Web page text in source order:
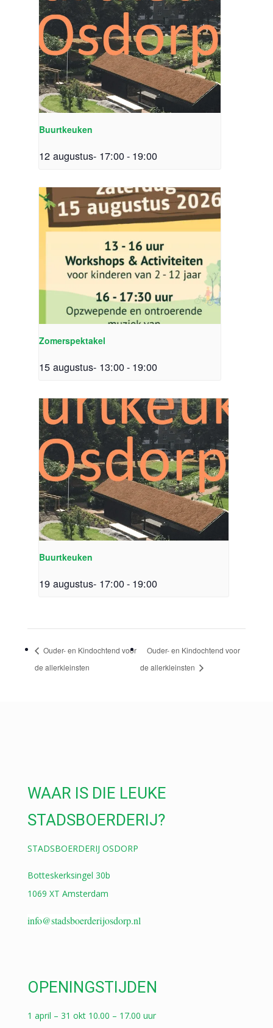
Buurtkeuken
12 augustus- 17:00- 19:00
Zomerspektakel
15 augustus- 13:00- 19:00
Buurtkeuken
19 augustus- 17:00- 19:00
Ouder- en Kindochtend voor
de allerkleinsten
Ouder- en Kindochtend voor
de allerkleinsten
WAAR IS DIE LEUKE
STADSBOERDERIJ?
STADSBOERDERIJ OSDORP
Botteskerksingel 30b
1069 XT Amsterdam
info@stadsboerderijosdorp.nl
OPENINGSTIJDEN
1 april – 31 okt 10.00 – 17.00 uur